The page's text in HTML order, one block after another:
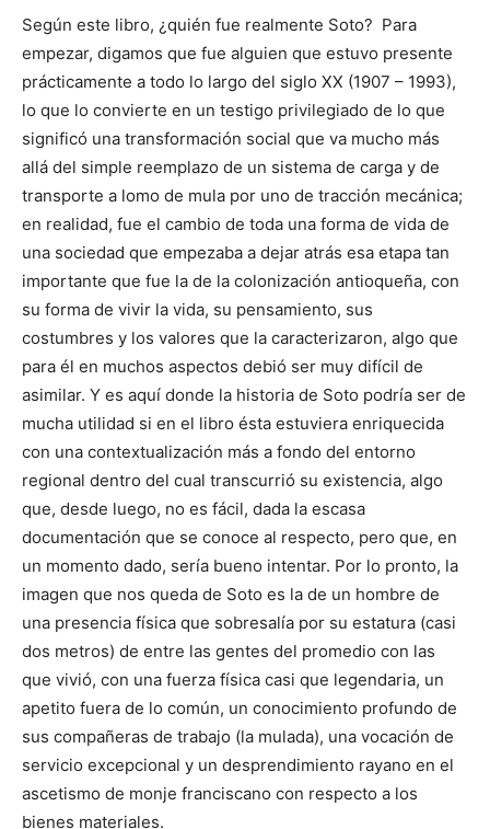
Según este libro, ¿quién fue realmente Soto? Para
empezar, digamos que fue alguien que estuvo presente
prácticamente a todo lo largo del siglo XX (1907 – 1993),
lo que lo convierte en un testigo privilegiado de lo que
significó una transformación social que va mucho más
allá del simple reemplazo de un sistema de carga y de
transporte a lomo de mula por uno de tracción mecánica;
en realidad, fue el cambio de toda una forma de vida de
una sociedad que empezaba a dejar atrás esa etapa tan
importante que fue la de la colonización antioqueña, con
su forma de vivir la vida, su pensamiento, sus
costumbres y los valores que la caracterizaron, algo que
para él en muchos aspectos debió ser muy difícil de
asimilar. Y es aquí donde la historia de Soto podría ser de
mucha utilidad si en el libro ésta estuviera enriquecida
con una contextualización más a fondo del entorno
regional dentro del cual transcurrió su existencia, algo
que, desde luego, no es fácil, dada la escasa
documentación que se conoce al respecto, pero que, en
un momento dado, sería bueno intentar. Por lo pronto, la
imagen que nos queda de Soto es la de un hombre de
una presencia física que sobresalía por su estatura (casi
dos metros) de entre las gentes del promedio con las
que vivió, con una fuerza física casi que legendaria, un
apetito fuera de lo común, un conocimiento profundo de
sus compañeras de trabajo (la mulada), una vocación de
servicio excepcional y un desprendimiento rayano en el
ascetismo de monje franciscano con respecto a los
bienes materiales.